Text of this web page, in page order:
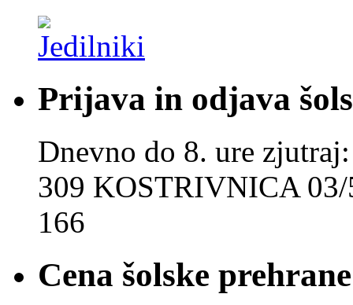
Prijava in odjava
Dnevno do 8. ure
309 KOSTRIVNICA
166
Cena šolske prehrane